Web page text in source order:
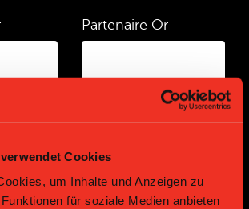
Cookies
um Inhalte und Anzeigen zu
für soziale Medien anbieten
Partenaire Or
Partenaire Or